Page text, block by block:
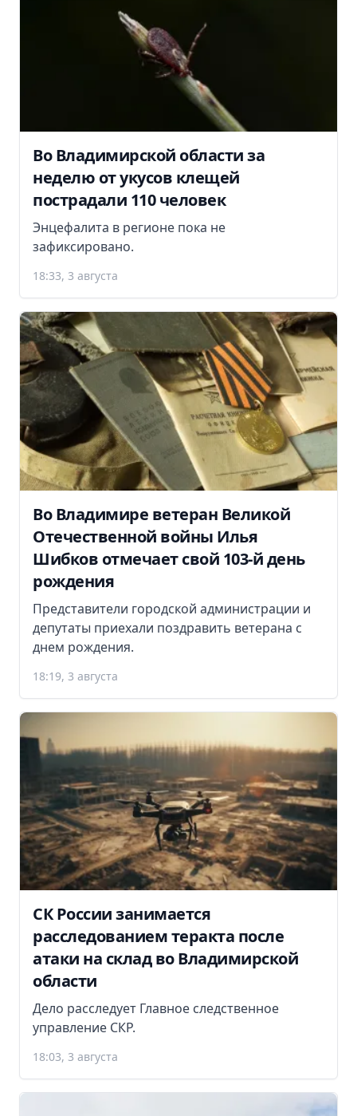
Во Владимирской области за
неделю от укусов клещей
пострадали 110 человек
Энцефалита в регионе пока не
зафиксировано.
18:33, 3 августа
Во Владимире ветеран Великой
Отечественной войны Илья
Шибков отмечает свой 103-й день
рождения
Представители городской администрации и
депутаты приехали поздравить ветерана с
днем рождения.
18:19, 3 августа
СК России занимается
расследованием теракта после
атаки на склад во Владимирской
области
Дело расследует Главное следственное
управление СКР.
18:03, 3 августа